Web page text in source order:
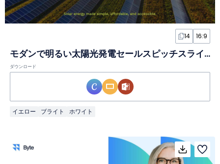
14 16:9
モダンで明るい太陽光発電セールスピッチスライド
ダウンロード
イエロー ブライト ホワイト